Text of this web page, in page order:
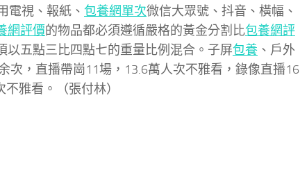
電視、報紙、 包養網單次微信大眾號、抖音、橫幅、
網評價的物品都必須遵循嚴格的黃金分割比包養網評
以五點三比四點七的重量比例混合。子屏包養 、戶外
次，直播帶崗11場，13.6萬人次不雅看，錄像直播16
不雅看。（張付林）